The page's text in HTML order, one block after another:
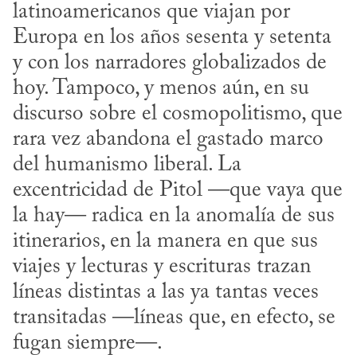
latinoamericanos que viajan por
Europa en los años sesenta y setenta
y con los narradores globalizados de
hoy. Tampoco, y menos aún, en su
discurso sobre el cosmopolitismo, que
rara vez abandona el gastado marco
del humanismo liberal. La
excentricidad de Pitol —que vaya que
la hay— radica en la anomalía de sus
itinerarios, en la manera en que sus
viajes y lecturas y escrituras trazan
líneas distintas a las ya tantas veces
transitadas —líneas que, en efecto, se
fugan siempre—.